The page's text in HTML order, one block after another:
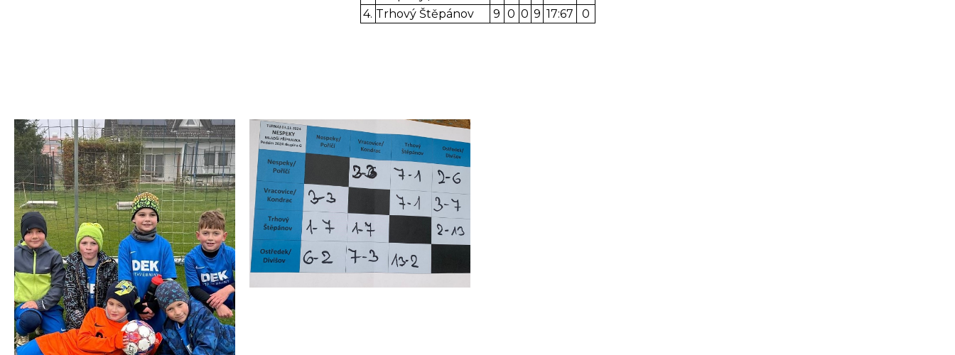
Koordinátor sociální práce
4. Trhový Štěpánov 9 0 0 9 17:67 0